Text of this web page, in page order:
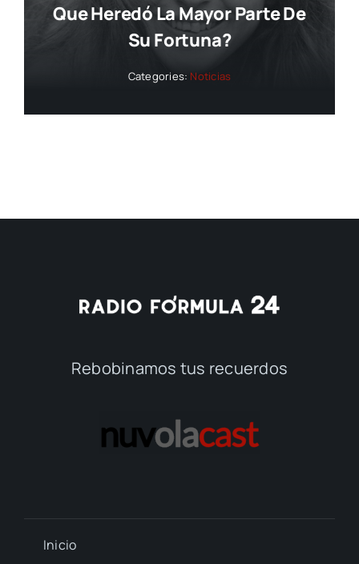
Que Heredó La Mayor Parte De
Su Fortuna?
Categories: Noticias
Rebobinamos tus recuerdos
Inicio